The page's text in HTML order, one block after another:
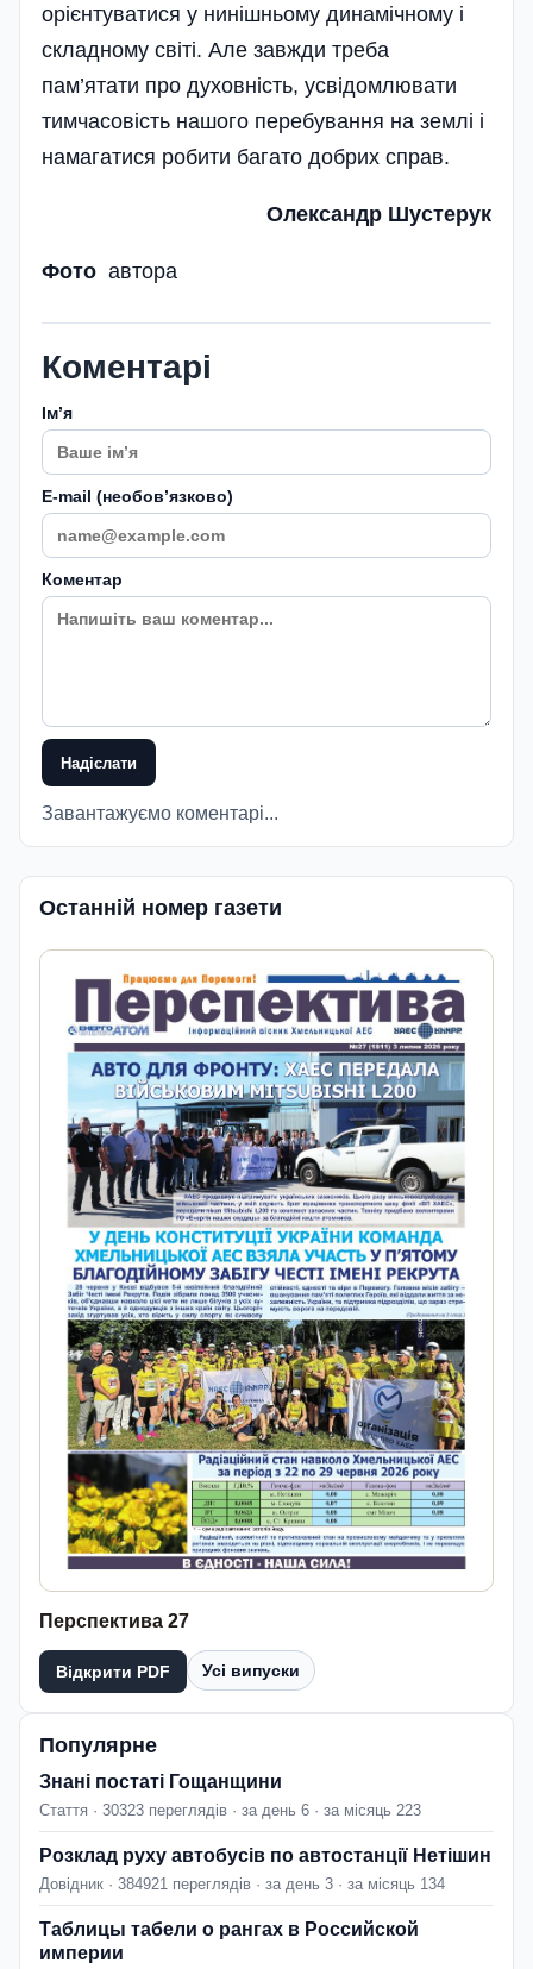
орієнтуватися у нинішньому динамічному і
складному світі. Але завжди треба
пам’ятати про духовність, усвідомлювати
тимчасовість нашого перебування на землі і
намагатися робити багато добрих справ.
Олександр Шустерук
Фото автора
Коментарі
Імʼя
E-mail (необовʼязково)
Коментар
Надіслати
Завантажуємо коментарі...
Останній номер газети
Перспектива 27
Відкрити PDF Усі випуски
Популярне
Знані постаті Гощанщини
Стаття · 30323 переглядів · за день 6 · за місяць 223
Розклад руху автобусів по автостанції Нетішин
Довідник · 384921 переглядів · за день 3 · за місяць 134
Таблицы табели о рангах в Российской
империи